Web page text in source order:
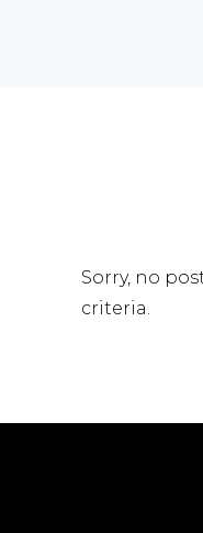
Sorry, no
criteria.